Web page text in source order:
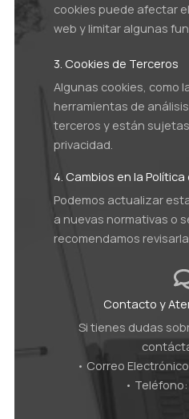
cookies puede afectar
web y limitar algunas
3. Cookies de Terceros
Algunas cookies, como
herramientas de
terceros y están
privacidad.
4. Cambios en la
Podemos actualizar
a nuevas normativas o
recomendamos
Contacto y
Si tienes dudas
• Correo
•